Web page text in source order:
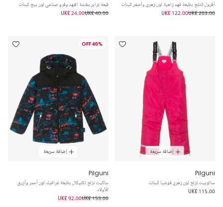
أفرول للثلج بطبعة فهد زاهية لون زهري وأصفر للبنات
UK£ 203.00
UK£ 122.00
قبعة ترابر بنقشة الفهد وفرو صناعي لون بيج للبنات
UK£ 40.00
UK£ 24.00
إضافة سريعة
Pilguni
سالوبيت تزلج لون زهري فوشيا للبنات
UK£ 115.00
40% OFF
إضافة سريعة
Pilguni
جاكيت تزلج تكنيكال بطبعة غرافيك لون أحمر وأزرق
للأولاد
UK£ 153.00
UK£ 92.00